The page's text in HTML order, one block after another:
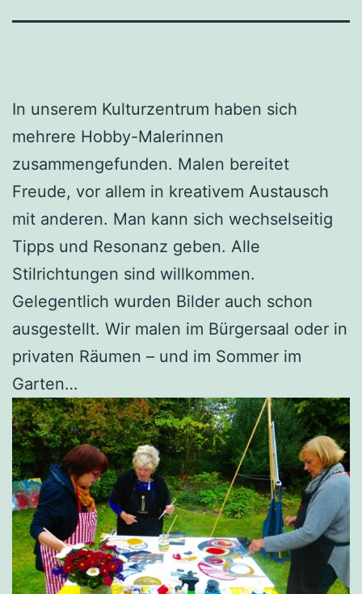
In unserem Kulturzentrum haben sich
mehrere Hobby-Malerinnen
zusammengefunden. Malen bereitet
Freude, vor allem in kreativem Austausch
mit anderen. Man kann sich wechselseitig
Tipps und Resonanz geben. Alle
Stilrichtungen sind willkommen.
Gelegentlich wurden Bilder auch schon
ausgestellt. Wir malen im Bürgersaal oder in
privaten Räumen – und im Sommer im
Garten…